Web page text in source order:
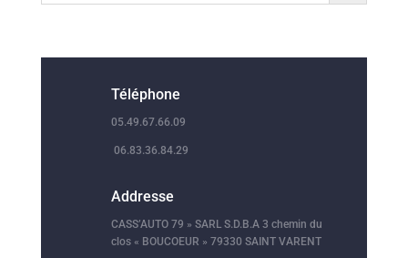
Téléphone
05.49.67.66.09
06.83.36.84.29
Addresse
CASS’AUTO 79 » SARL S.D.B.A 3 chemin du
clos « BOUCOEUR » 79330 SAINT VARENT